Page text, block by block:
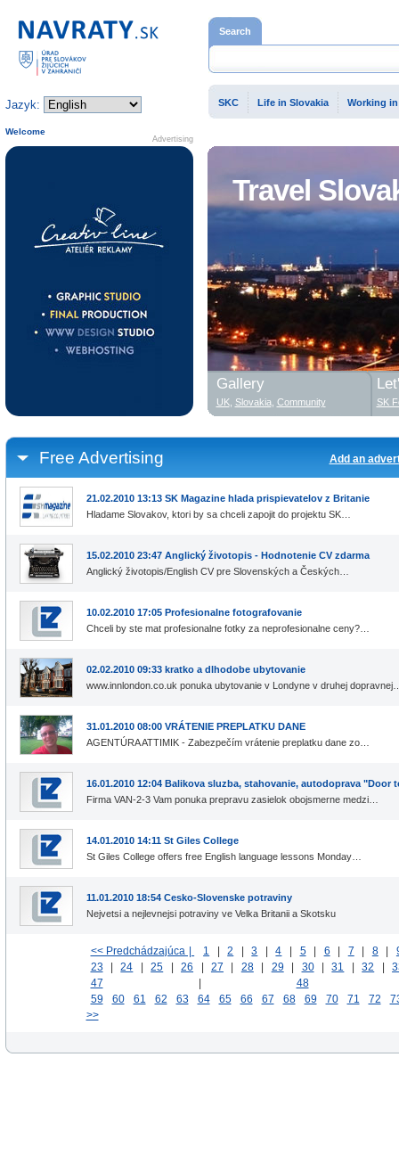
Travel
Free Advertising Add an
21.02.2010 13:13 SK Magazine hlada prispievatelov z Britanie
Hladame Slovakov, ktori by sa chceli zapojit do projektu SK…
15.02.2010 23:47 Anglický životopis - Hodnotenie CV zdarma
Anglický životopis/English CV pre Slovenských a Českých…
10.02.2010 17:05 Profesionalne fotografovanie
Chceli by ste mat profesionalne fotky za neprofesionalne ceny?…
02.02.2010 09:33 kratko a dlhodobe ubytovanie
www.innlondon.co.uk ponuka ubytovanie v Londyne v druhej
31.01.2010 08:00 VRÁTENIE PREPLATKU DANE
AGENTÚRA ATTIMIK - Zabezpečím vrátenie preplatku dane zo…
16.01.2010 12:04 Balikova sluzba, stahovanie, autodoprava "Door
Firma VAN-2-3 Vam ponuka prepravu zasielok obojsmerne medzi…
14.01.2010 14:11 St Giles College
St Giles College offers free English language lessons Monday…
11.01.2010 18:54 Cesko-Slovenske potraviny
Nejvetsi a nejlevnejsi potraviny ve Velka Britanii a Skotsku
<< Predchádzajúca | 1 2 3 4 5 6 7 8
23
24 25 26 27 28 29 30 31 32
47
48
59
60 61 62 63 64 65 66 67 68 69 70 71 72
>>
Home page
Jazyk:
Search
SKC Life in Slovakia Working in
Advertising
Welcome
Gallery
UK, Slovakia Community SK